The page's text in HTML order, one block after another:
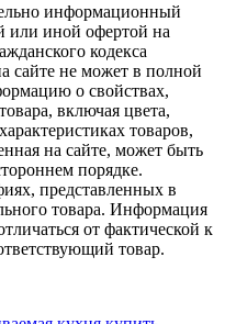
информационный
или иной офертой на
кодекса
сайте не может в полной
о свойствах,
включая цвета,
товаров,
на сайте, может быть
порядке.
представленных в
товара. Информация
от фактической к
товар.